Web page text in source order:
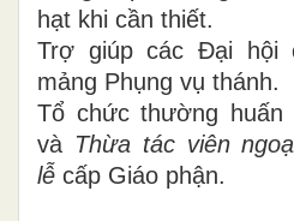
hạt khi cần thiết.
Trợ giúp các Đại hội
mảng Phụng vụ thánh.
Tổ chức thường huấn
và Thừa tác viên
lễ cấp Giáo phận.